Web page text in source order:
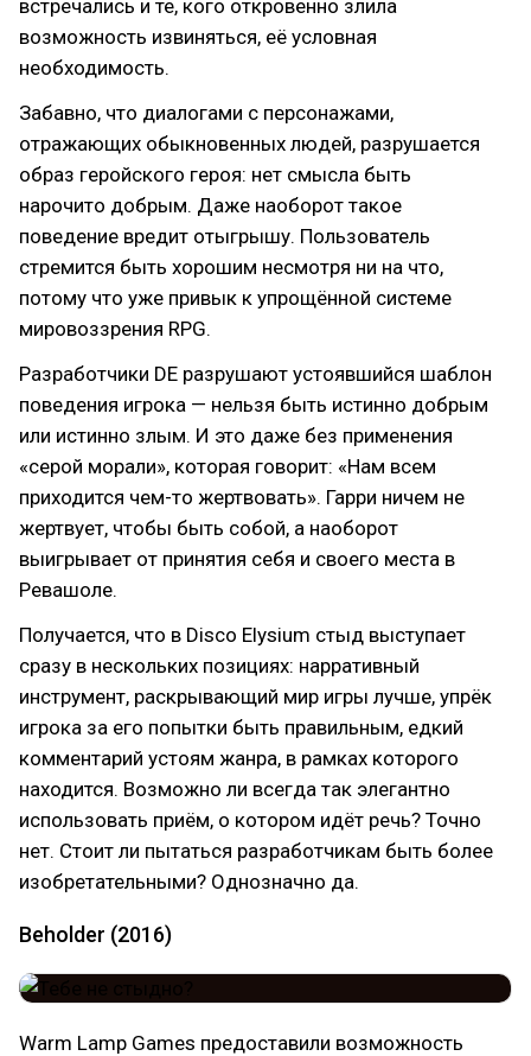
встречались и те, кого откровенно злила
возможность извиняться, её условная
необходимость.
Забавно, что диалогами с персонажами,
отражающих обыкновенных людей, разрушается
образ геройского героя: нет смысла быть
нарочито добрым. Даже наоборот такое
поведение вредит отыгрышу. Пользователь
стремится быть хорошим несмотря ни на что,
потому что уже привык к упрощённой системе
мировоззрения RPG.
Разработчики DE разрушают устоявшийся шаблон
поведения игрока — нельзя быть истинно добрым
или истинно злым. И это даже без применения
«серой морали», которая говорит: «Нам всем
приходится чем-то жертвовать». Гарри ничем не
жертвует, чтобы быть собой, а наоборот
выигрывает от принятия себя и своего места в
Ревашоле.
Получается, что в Disco Elysium стыд выступает
сразу в нескольких позициях: нарративный
инструмент, раскрывающий мир игры лучше, упрёк
игрока за его попытки быть правильным, едкий
комментарий устоям жанра, в рамках которого
находится. Возможно ли всегда так элегантно
использовать приём, о котором идёт речь? Точно
нет. Стоит ли пытаться разработчикам быть более
изобретательными? Однозначно да.
Beholder (2016)
Warm Lamp Games предоставили возможность